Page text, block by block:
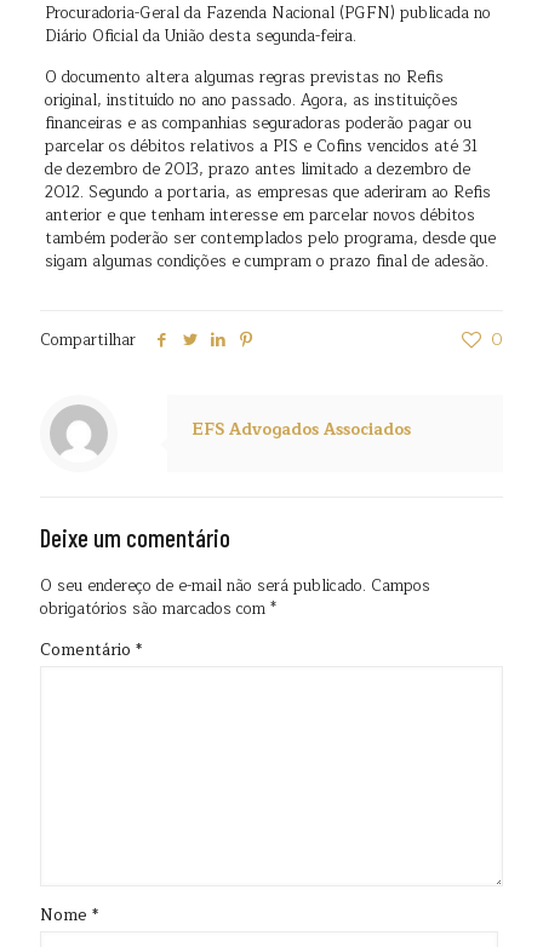
Procuradoria-Geral da Fazenda Nacional (PGFN) publicada no
Diário Oficial da União desta segunda-feira.
O documento altera algumas regras previstas no Refis
original, instituído no ano passado. Agora, as instituições
financeiras e as companhias seguradoras poderão pagar ou
parcelar os débitos relativos a PIS e Cofins vencidos até 31
de dezembro de 2013, prazo antes limitado a dezembro de
2012. Segundo a portaria, as empresas que aderiram ao Refis
anterior e que tenham interesse em parcelar novos débitos
também poderão ser contemplados pelo programa, desde que
sigam algumas condições e cumpram o prazo final de adesão.
Compartilhar 0
EFS Advogados Associados
Deixe um comentário
O seu endereço de e-mail não será publicado. Campos
obrigatórios são marcados com*
Comentário *
Nome *